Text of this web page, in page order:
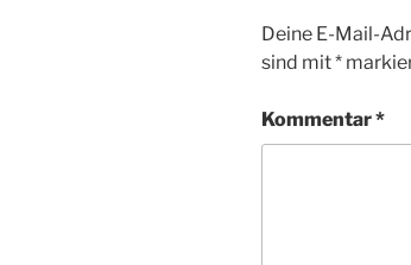
Deine E-Mail-
sind mit*
Kommentar*